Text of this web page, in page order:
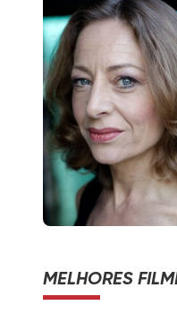
MELHORES